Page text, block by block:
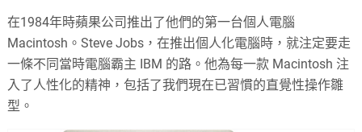
在1984年時蘋果公司推出了他們的第一台個人電腦
Macintosh。Steve Jobs，在推出個人化電腦時，就注定要走
一條不同當時電腦霸主 IBM 的路。他為每一款 Macintosh 注
入了人性化的精神，包括了我們現在已習慣的直覺性操作雛
型。